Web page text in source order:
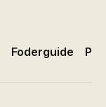
Foderguide